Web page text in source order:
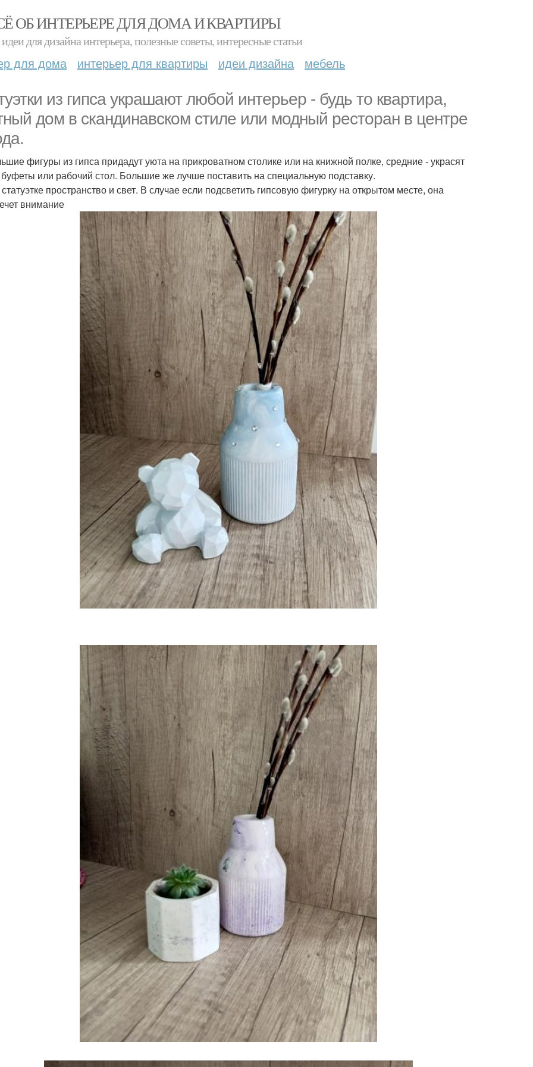
ОБ ИНТЕРЬЕРЕ ДЛЯ ДОМА И КВАРТИРЫ
для дизайна интерьера, полезные советы, интересные статьи
для дома интерьер для квартиры идеи дизайна мебель
из гипса украшают любой интерьер - будь то квартира,
дом в скандинавском стиле или модный ресторан в центре
фигуры из гипса придадут уюта на прикроватном столике или на книжной полке, средние - украсят
или рабочий стол. Большие же лучше поставить на специальную подставку.
пространство и свет. В случае если подсветить гипсовую фигурку на открытом месте, она
внимание